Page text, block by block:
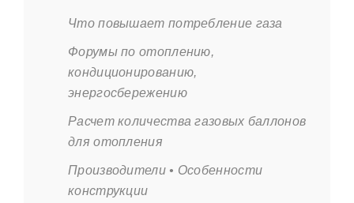
Что повышает потребление газа
Форумы по отоплению,
кондиционированию,
энергосбережению
Расчет количества газовых баллонов
для отопления
Производители • Особенности
конструкции